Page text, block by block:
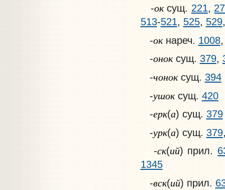
-оксущ. 221,
513-521, 525, 529
-окнареч. 1008
-оноксущ. 379,
-чоноксущ. 394
-ушоксущ. 420
-ерк(а) сущ. 379
-урк(а) сущ. 379
-ск(ий) прил.
1345
-вск(ий) прил.